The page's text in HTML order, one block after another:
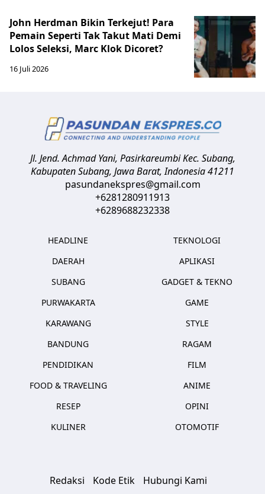
John Herdman Bikin Terkejut! Para
Pemain Seperti Tak Takut Mati Demi
Lolos Seleksi, Marc Klok Dicoret?
16 Juli 2026
Jl. Jend. Achmad Yani, Pasirkareumbi Kec. Subang,
Kabupaten Subang, Jawa Barat,Indonesia41211
pasundanekspres@gmail.com
+6281280911913
+6289688232338
HEADLINE
DAERAH
SUBANG
PURWAKARTA
KARAWANG
BANDUNG
PENDIDIKAN
FOOD & TRAVELING
RESEP
KULINER
TEKNOLOGI
APLIKASI
GADGET & TEKNO
GAME
STYLE
RAGAM
FILM
ANIME
OPINI
OTOMOTIF
Redaksi Kode Etik Hubungi Kami